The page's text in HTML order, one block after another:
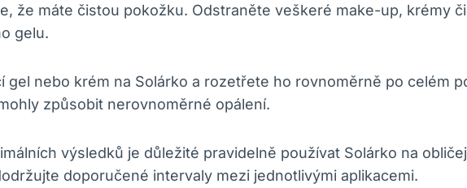
že máte čistou pokožku. Odstraněte veškeré make-up, krémy
gelu.
gel nebo krém na Solárko a rozetřete ho rovnoměrně po celém
způsobit nerovnoměrné opálení.
výsledků je důležité pravidelně používat Solárko na
doporučené intervaly mezi jednotlivými aplikacemi.